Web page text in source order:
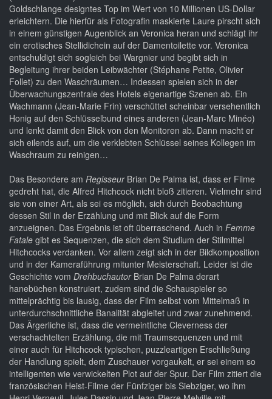
Goldschlange designtes Top im Wert von 10 Millionen US-Dollar
erleichtern. Die hierfür als Fotografin maskierte Laure pirscht sich
in einem günstigen Augenblick an Veronica heran und schlägt ihr
ein erotisches Stellidichein auf der Damentoilette vor. Veronica
entschuldigt sich sogleich bei Wargnier und begibt sich in
Begleitung ihrer beiden Leibwächter (Stéphane Petite, Olivier
Follet) zu den Waschräumen… Indessen spielen sich in der
Überwachungszentrale des Hotels eigenartige Szenen ab. Ein
Wachmann (Jean-Marie Frin) verschüttet scheinbar versehentlich
Honig auf den Schlüsselbund eines anderen (Jean-Marc Minéo)
und lenkt damit den Blick von den Monitoren ab. Dann macht er
sich eilends auf, um die verklebten Schlüssel seines Kollegen im
Waschraum zu reinigen…
Das Besondere am RegisseurBrian De Palma ist, dass er Filme
gedreht hat, die Alfred Hitchcock nicht bloß zitieren. Vielmehr sind
sie von einer Art, als sei es möglich, sich durch Beobachtung
dessen Stil in der Erzählung und mit Blick auf die Form
anzueignen. Das Ergebnis ist oft überraschend. Auch in Femme
Fatale gibt es Sequenzen, die sich dem Studium der Stilmittel
Hitchcocks verdanken. Vor allem zeigt sich in der Bildkomposition
und in der Kameraführung mitunter Meisterschaft. Leider ist die
Geschichte vom DrehbuchautorBrian De Palma derart
hanebüchen konstruiert, zudem sind die Schauspieler so
mittelprächtig bis lausig, dass der Film selbst vom Mittelmaß in
unterdurchschnittliche Banalität abgleitet und zwar zunehmend.
Das Ärgerliche ist, dass die vermeintliche Cleverness der
verschachtelten Erzählung, die mit Traumsequenzen und mit
einer auch für Hitchcock typischen, puzzleartigen Erschließung
der Handlung spielt, dem Zuschauer vorgaukelt, er sei einem so
intelligenten wie verwickelten Plot auf der Spur. Der Film zitiert die
französischen Heist-Filme der Fünfziger bis Siebziger, wo ihm